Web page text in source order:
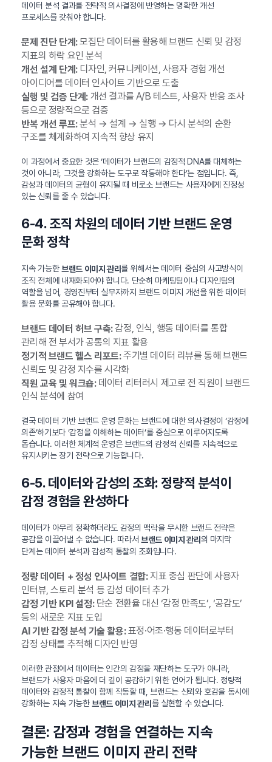
데이터 분석 결과를 전략적 의사결정에 반영하는 명확한 개선
프로세스를 갖춰야 합니다.
문제 진단 단계:모집단 데이터를 활용해 브랜드 신뢰 및 감정
지표의 하락 요인 분석
개선 설계 단계:디자인, 커뮤니케이션, 사용자 경험 개선
아이디어를 데이터 인사이트 기반으로 도출
실행 및 검증 단계:개선 결과를 A/B 테스트, 사용자 반응 조사
등으로 정량적으로 검증
반복 개선 루프:분석 → 설계 → 실행 → 다시 분석의 순환
구조를 체계화하여 지속적 향상 유지
이 과정에서 중요한 것은 ‘데이터가 브랜드의 감정적 DNA를 대체하는
것이 아니라, 그것을 강화하는 도구로 작동해야 한다’는 점입니다. 즉,
감성과 데이터의 균형이 유지될 때 비로소 브랜드는 사용자에게 진정성
있는 신뢰를 줄 수 있습니다.
6-4. 조직 차원의 데이터 기반 브랜드 운영
문화 정착
지속 가능한브랜드 이미지 관리를 위해서는 데이터 중심의 사고방식이
조직 전체에 내재화되어야 합니다. 단순히 마케팅팀이나 디자인팀의
역할을 넘어, 경영진부터 실무자까지 브랜드 이미지 개선을 위한 데이터
활용 문화를 공유해야 합니다.
브랜드 데이터 허브 구축:감정, 인식, 행동 데이터를 통합
관리해 전 부서가 공통의 지표 활용
정기적 브랜드 헬스 리포트:주기별 데이터 리뷰를 통해 브랜드
신뢰도 및 감정 지수를 시각화
직원 교육 및 워크숍:데이터 리터러시 제고로 전 직원이 브랜드
인식 분석에 참여
결국 데이터 기반 브랜드 운영 문화는 브랜드에 대한 의사결정이 ‘감정에
의존’하기보다 ‘감정을 이해하는 데이터’를 중심으로 이루어지도록
돕습니다. 이러한 체계적 운영은 브랜드의 감정적 신뢰를 지속적으로
유지시키는 장기 전략으로 기능합니다.
6-5. 데이터와 감성의 조화: 정량적 분석이
감정 경험을 완성하다
데이터가 아무리 정확하더라도 감정의 맥락을 무시한 브랜드 전략은
공감을 이끌어낼 수 없습니다. 따라서브랜드 이미지 관리의 마지막
단계는 데이터 분석과 감성적 통찰의 조화입니다.
정량 데이터 + 정성 인사이트 결합:지표 중심 판단에 사용자
인터뷰, 스토리 분석 등 감성 데이터 추가
감정 기반 KPI 설정:단순 전환율 대신 ‘감정 만족도’, ‘공감도’
등의 새로운 지표 도입
AI 기반 감정 분석 기술 활용:표정·어조·행동 데이터로부터
감정 상태를 추적해 디자인 반영
이러한 관점에서 데이터는 인간의 감정을 재단하는 도구가 아니라,
브랜드가 사용자 마음에 더 깊이 공감하기 위한 언어가 됩니다. 정량적
데이터와 감정적 통찰이 함께 작동할 때, 브랜드는 신뢰와 호감을 동시에
강화하는 지속 가능한브랜드 이미지 관리 를 실현할 수 있습니다.
결론: 감정과 경험을 연결하는 지속
가능한 브랜드 이미지 관리 전략